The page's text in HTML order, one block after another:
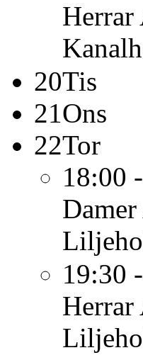
Herrar
20Tis
21Ons
22Tor
18:00
19:30
Herrar